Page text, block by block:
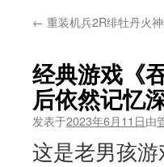
← 重装机兵2R绯牡丹火
经典游戏《
后依然记忆
发表于2023年6月11日由
这是老男孩